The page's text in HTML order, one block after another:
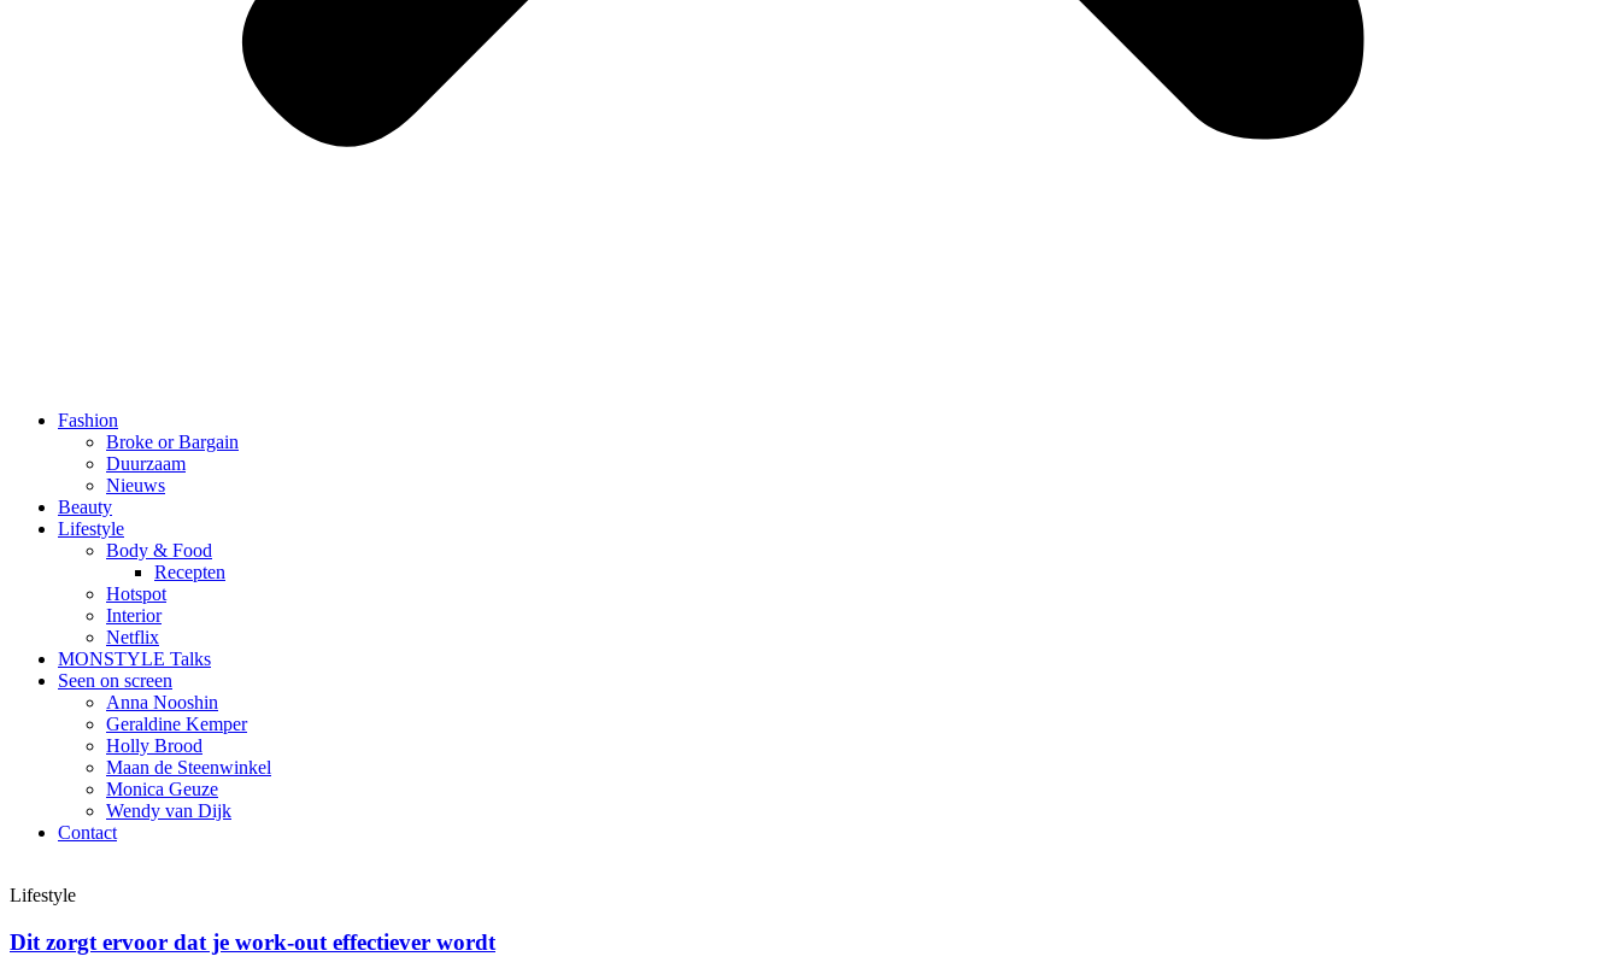
Fashion
Broke or Bargain
Duurzaam
Nieuws
Beauty
Lifestyle
Body & Food
Recepten
Hotspot
Interior
Netflix
MONSTYLE Talks
Seen on screen
Anna Nooshin
Geraldine Kemper
Holly Brood
Maan de Steenwinkel
Monica Geuze
Wendy van Dijk
Contact
Lifestyle
Dit zorgt ervoor dat je work-out effectiever wordt